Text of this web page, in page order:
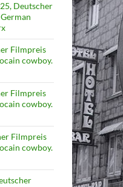
Deutscher
Filmpreis
cowboy.
Filmpreis
cowboy.
Filmpreis
cowboy.